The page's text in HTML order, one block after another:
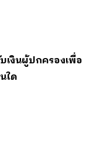
เงินผู้ปกครองเพื่อ
ใด